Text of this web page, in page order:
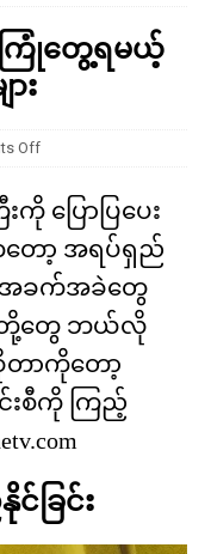
ြုံတွေ့ရမယ့်
း
Off
ပြောပြပေး
တော့ အရပ်ရှည်
ခက်အခဲတွေ
သူတို့တွေ ဘယ်လို
ာကိုတော့
းစီကို ကြည့်
ခြင်း